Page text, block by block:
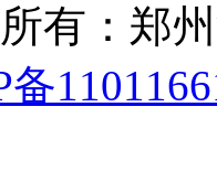
有：郑
备